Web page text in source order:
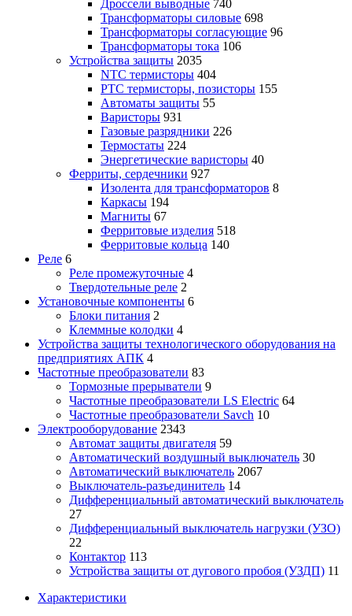
Дроссели выводные 740
Трансформаторы силовые 698
Трансформаторы согласующие 96
Трансформаторы тока 106
Устройства защиты 2035
NTC термисторы 404
PTC термисторы, позисторы 155
Автоматы защиты 55
Варисторы 931
Газовые разрядники 226
Термостаты 224
Энергетические варисторы 40
Ферриты, сердечники 927
Изолента для трансформаторов 8
Каркасы 194
Магниты 67
Ферритовые изделия 518
Ферритовые кольца 140
Реле 6
Реле промежуточные 4
Твердотельные реле 2
Установочные компоненты 6
Блоки питания 2
Клеммные колодки 4
Устройства защиты технологического оборудования на
предприятиях АПК 4
Частотные преобразователи 83
Тормозные прерыватели 9
Частотные преобразователи LS Electric 64
Частотные преобразователи Savch 10
Электрооборудование 2343
Автомат защиты двигателя 59
Автоматический воздушный выключатель 30
Автоматический выключатель 2067
Выключатель-разъединитель 14
Дифференциальный автоматический выключатель
27
Дифференциальный выключатель нагрузки (УЗО)
22
Контактор 113
Устройства защиты от дугового пробоя (УЗДП) 11
Характеристики